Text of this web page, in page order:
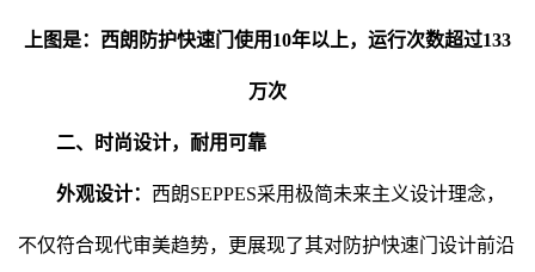
上图是：西朗防护快速门使用10年以上，运行次数超过133
万次
二、时尚设计，耐用可靠
外观设计： 西朗SEPPES采用极简未来主义设计理念，
不仅符合现代审美趋势，更展现了其对防护快速门设计前沿